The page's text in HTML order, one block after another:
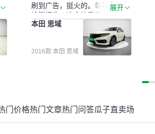
刷到广告，挺火的。每辆车都有
检测报告，这个让我很放心。去
外面买车全凭卖家一张嘴，不敢
买。我买了本田思域，白色，过
户次数少，公里数符合，虽然价
格比我心理预期略高一点，但瓜
价格比车商那便宜，车况也有检
展开
本田 思域
2016款 本田 思域
门价格热门文章热门问答瓜子直卖场